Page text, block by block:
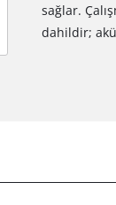
sağlar.
dahildir; akü